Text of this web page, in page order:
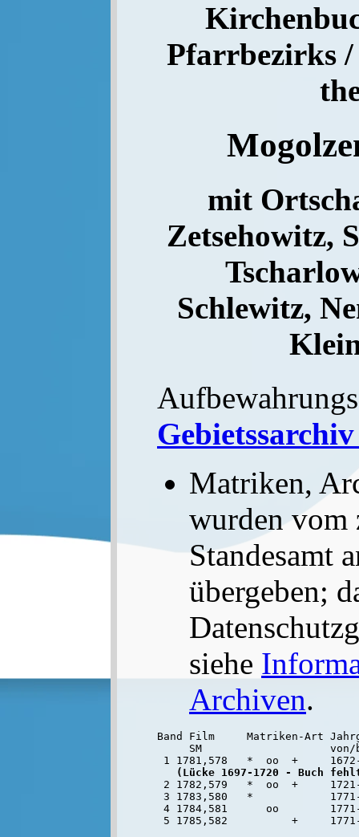
Pfarrbezirks
mit
Zetsehowitz,
Schlewitz,
Matriken,
wurden vom
Standesamt
übergeben;
siehe
Archiven.
Band Film     Matriken-Art
SM                    von/
1 1781,578   *  oo  +
(Lücke 1697-1720 - Buch
2 1782,579   *  oo  +
3 1783,580   *
4 1784,581      oo
5 1785,582          +